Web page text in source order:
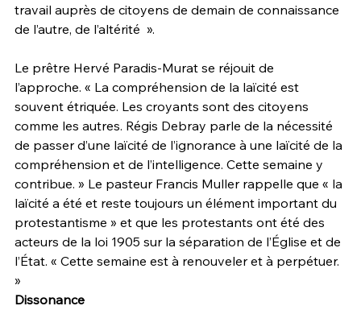
travail auprès de citoyens de demain de connaissance
de l’autre, de l’altérité  ».
Le prêtre Hervé Paradis-Murat se réjouit de
l’approche. « La compréhension de la laïcité est
souvent étriquée. Les croyants sont des citoyens
comme les autres. Régis Debray parle de la nécessité
de passer d’une laïcité de l’ignorance à une laïcité de la
compréhension et de l’intelligence. Cette semaine y
contribue. » Le pasteur Francis Muller rappelle que « la
laïcité a été et reste toujours un élément important du
protestantisme » et que les protestants ont été des
acteurs de la loi 1905 sur la séparation de l’Église et de
l’État. « Cette semaine est à renouveler et à perpétuer.
»
Dissonance